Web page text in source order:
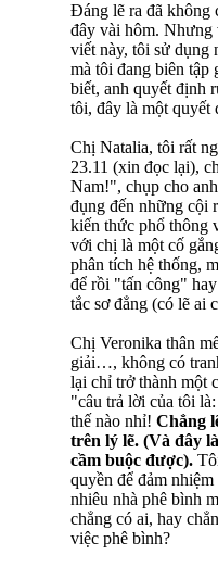
Đáng lẽ ra đã không
đây vài hôm. Nhưng
viết này, tôi sử dụng
mà tôi đang biên
biết, anh quyết định
tôi, đây là một quyết
Chị Natalia, tôi rất
23.11 (xin đọc lại),
Nam!", chụp cho
đụng đến những cội
kiến thức phổ thông
với chị là một cố
phân tích hệ thống,
để rồi "tấn công"
tắc sơ đẳng (có lẽ ai
Chị Veronika thân
giải…, không có
lại chỉ trở thành một
"câu trả lời của tôi
thế nào nhỉ! Chẳng
trên lý lẽ. (Và đây
cầm buộc được).
quyền để đảm
nhiêu nhà phê bình
chẳng có ai, hay
việc phê bình?